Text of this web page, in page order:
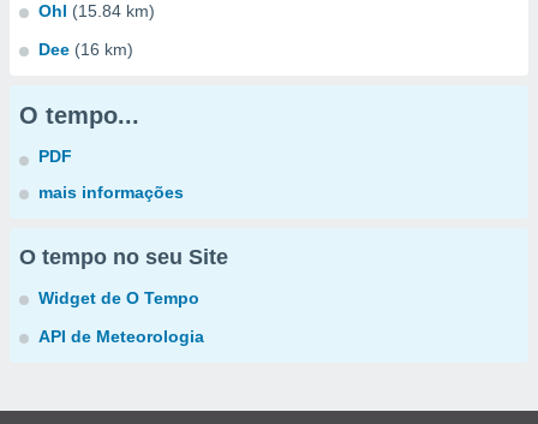
Ohl (15.84 km)
Dee (16 km)
O tempo...
PDF
mais informações
O tempo no seu Site
Widget de O Tempo
API de Meteorologia